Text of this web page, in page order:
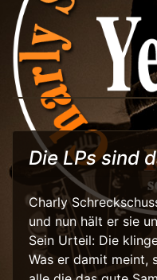
Die LPs sind
Charly
und nun hält er sie
Sein Urteil: Die
Was er damit meint,